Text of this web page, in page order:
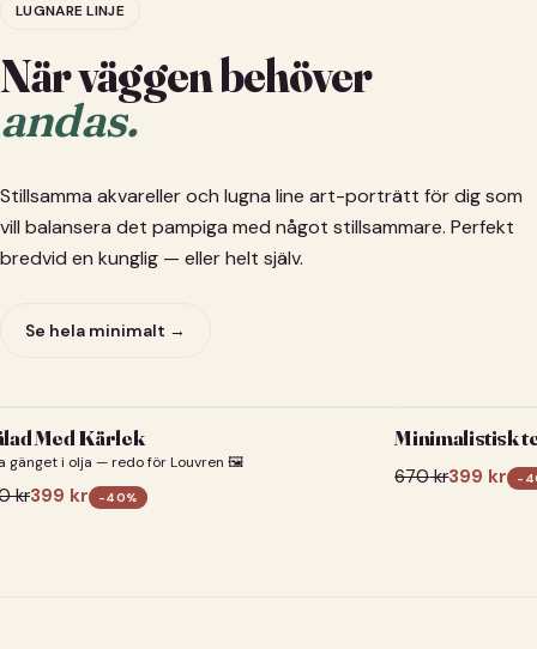
LUGNARE LINJE
När väggen behöver
andas.
Stillsamma akvareller och lugna line art-porträtt för dig som
vill balansera det pampiga med något stillsammare. Perfekt
bredvid en kunglig — eller helt själv.
Se hela minimalt →
Med Kärlek
gänget i olja — redo för Louvren 🖼️
kr399 kr -40%
Minimalistisk
670kr399 kr -